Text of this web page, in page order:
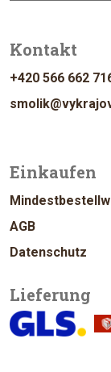
Kontakt
+420 566 662
Einkaufen
AGB
Datenschutz
Lieferung